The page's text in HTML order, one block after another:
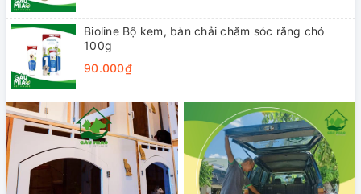
Bioline Bộ kem, bàn chải chăm sóc răng chó
100g
90.000₫